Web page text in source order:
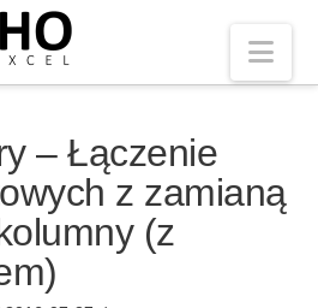
– Łączenie
z zamianą
(z